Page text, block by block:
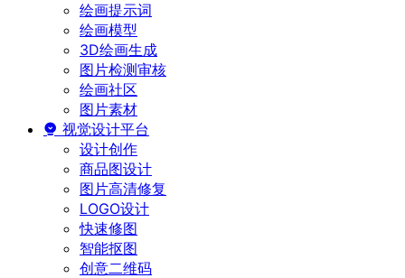
绘画提示词
绘画模型
3D绘画生成
图片检测审核
绘画社区
图片素材
视觉设计平台
设计创作
商品图设计
图片高清修复
LOGO设计
快速修图
智能抠图
创意二维码